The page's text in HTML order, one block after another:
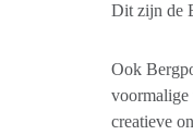
Dit zijn de
Ook
voormalige
creatieve